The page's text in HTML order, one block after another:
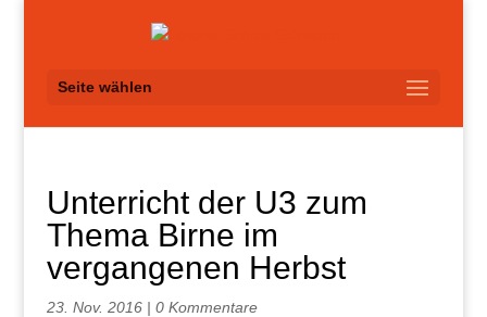
Seite wählen
Unterricht der U3 zum
Thema Birne im
vergangenen Herbst
23. Nov. 2016| 0 Kommentare